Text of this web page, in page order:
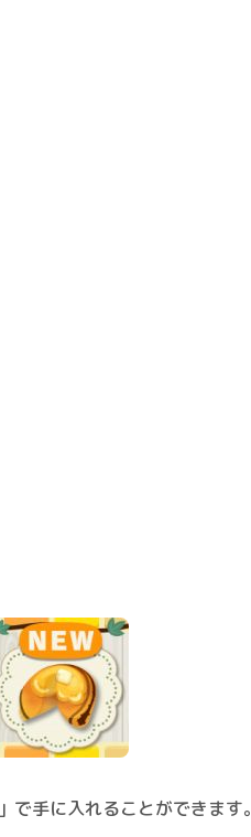
」で手に入れることができます。